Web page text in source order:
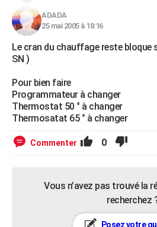
ADADA
25 mai 2005 à 18:16
Le cran du chauffage reste bloque
SN )
Pour bien faire
Programmateur à changer
Thermostat 50 ° à changer
Thermosatat 65 ° à changer
Commenter 0
Vous n’avez pas trouvé la
recherchez
Posez votre